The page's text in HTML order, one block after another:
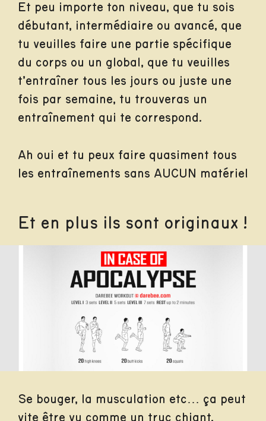
Et peu importe ton niveau, que tu sois
débutant, intermédiaire ou avancé, que
tu veuilles faire une partie spécifique
du corps ou un global, que tu veuilles
t’entraîner tous les jours ou juste une
fois par semaine, tu trouveras un
entraînement qui te correspond.
Ah oui et tu peux faire quasiment tous
les entraînements sans AUCUN matériel
Et en plus ils sont originaux !
Se bouger, la musculation etc… ça peut
vite être vu comme un truc chiant.